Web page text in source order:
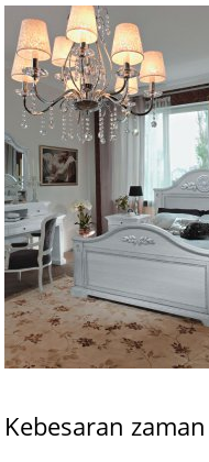
Kebesaran